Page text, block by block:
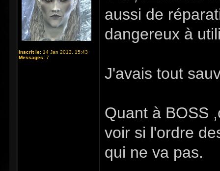
Inscrit le: 14 Jan 2013, 15:43
Messages: 7
aussi de
dangereux à
J'avais tout
Quant à BOSS
voir si l'ordre
qui ne va pas.